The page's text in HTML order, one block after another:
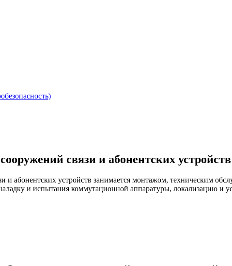
свя­зи и або­нент­ских ус­трой­ств
абонентских устройств занимается монтажом, техническим
и испытания коммутационной аппаратуры, локализацию и